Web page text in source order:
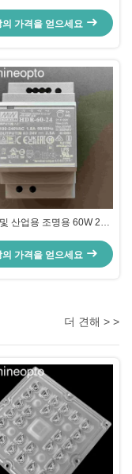
LED 전원 공급 장치
의 가격을 얻으세요
산업용 조명용 60W 24V
일 장착 가능
의 가격을 얻으세요
더 견해 > >